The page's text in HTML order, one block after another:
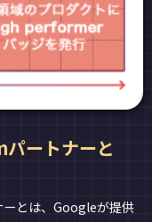
ートナーと
とは、Googleが提供